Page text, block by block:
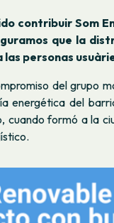
contribuir Som
que la
personas
del grupo
energética del
cuando formó a la